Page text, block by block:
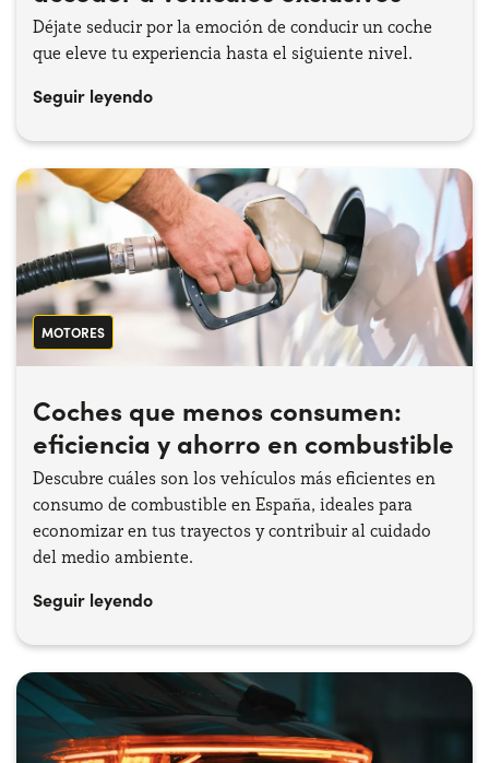
Déjate seducir por la emoción de conducir un coche
que eleve tu experiencia hasta el siguiente nivel.
Seguir leyendo
MOTORES
Coches que menos consumen:
eficiencia y ahorro en combustible
Descubre cuáles son los vehículos más eficientes en
consumo de combustible en España, ideales para
economizar en tus trayectos y contribuir al cuidado
del medio ambiente.
Seguir leyendo